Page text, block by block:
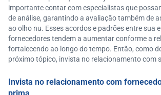
importante contar com especialistas que
de análise, garantindo a avaliação também de
ao olho nu. Esses acordos e padrões entre sua
fornecedores tendem a aumentar conforme a
fortalecendo ao longo do tempo. Então, como
próximo tópico, invista no relacionamento com
Invista no relacionamento com